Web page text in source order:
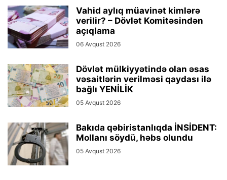
Vahid aylıq müavinət kimlərə
verilir? – Dövlət Komitəsindən
açıqlama
06 Avqust 2026
Dövlət mülkiyyətində olan əsas
vəsaitlərin verilməsi qaydası ilə
bağlı YENİLİK
05 Avqust 2026
Bakıda qəbiristanlıqda İNSİDENT:
Mollanı söydü, həbs olundu
05 Avqust 2026